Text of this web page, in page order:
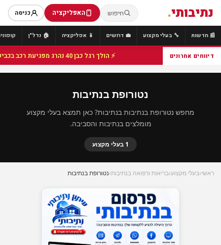
נתיבותי. חיפוש האפליקציה כניסה
📰 חדשות 🔧 בעלי מקצוע 💼 דרושים 📱 אפליקציה 🏠 נדל"ן
דיווחים אחרונים ⚡ הולך רגל כבן 40 נהרג מפגיעת רכב בכביש 25 סמוך לצומת הנשיא, מתנדבי זק"א פועלו בזירה
נטורופת בנתיבות
מחפש נטורופת בנתיבות בנתיבות? כאן תמצא בעלי מקצוע
מומלצים בנתיבות והסביבה.
1 בעלי מקצוע
ראשי›בעלי מקצוע›בריאות ורפואה בנתיבות›נטורופת בנתיבות